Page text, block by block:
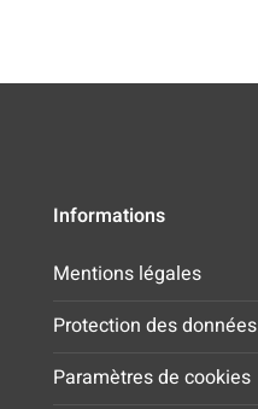
Informations
Mentions légales
Protection des données
Paramètres de cookies